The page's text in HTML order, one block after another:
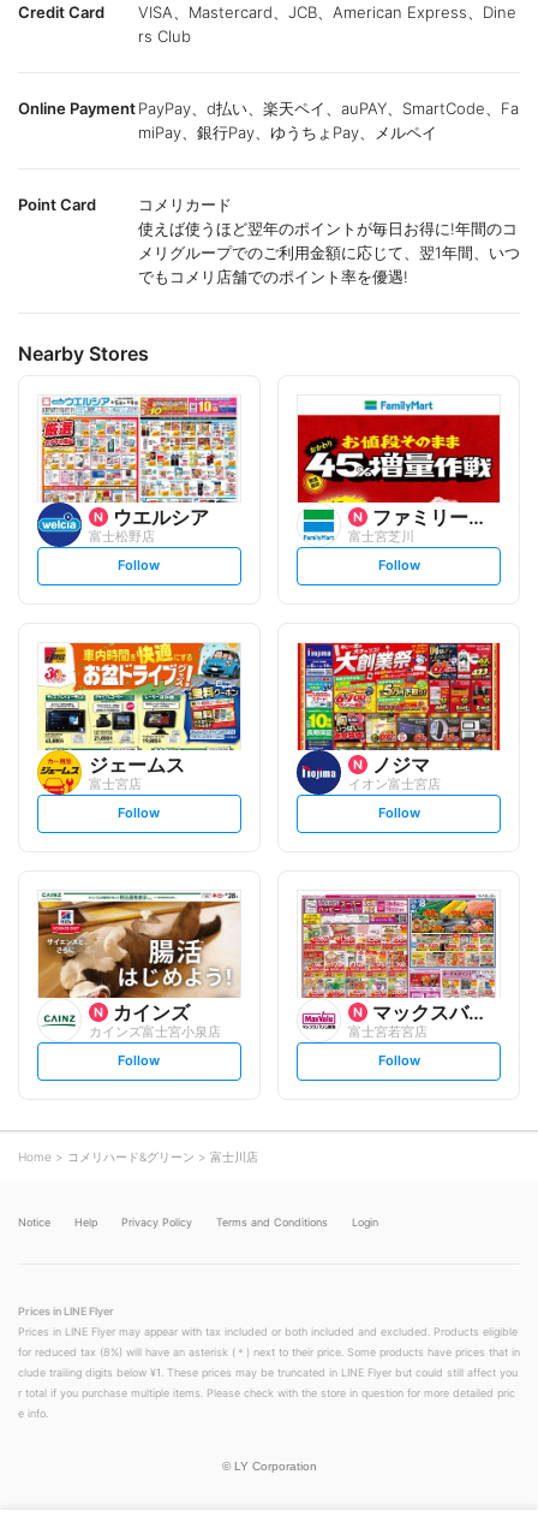
Credit Card
VISA、Mastercard、JCB、American Express、Dine
rs Club
Online PaymentPayPay、d払い、楽天ペイ、auPAY、SmartCode、Fa
miPay、銀行Pay、ゆうちょPay、メルペイ
Point Card
コメリカード
使えば使うほど翌年のポイントが毎日お得に!年間のコ
メリグループでのご利用金額に応じて、翌1年間、いつ
でもコメリ店舗でのポイント率を優遇!
Nearby Stores
ウエルシア
富士松野店
s
t
l
o
w
Follow
ファミリーマート
富士宮芝川
s
t
l
o
w
Follow
ジェームス
富士宮店
s
t
l
o
w
Follow
ノジマ
イオン富士宮店
s
t
l
o
w
Follow
カインズ
カインズ富士宮小泉店
s
t
o
Follow
マックスバリュ
富士宮若宮店
s
t
Follow
Home コメリハード&グリーン 富士川店
Notice Help Privacy Policy Terms and Conditions Login
Prices in LINE Flyer
Prices in LINE Flyer may appear with tax included or both included and excluded. Products eligible
for reduced tax (8%) will have an asterisk (＊) next to their price. Some products have prices that in
clude trailing digits below ¥1. These prices may be truncated in LINE Flyer but could still affect you
r total if you purchase multiple items. Please check with the store in question for more detailed pric
e info.
© LY Corporation